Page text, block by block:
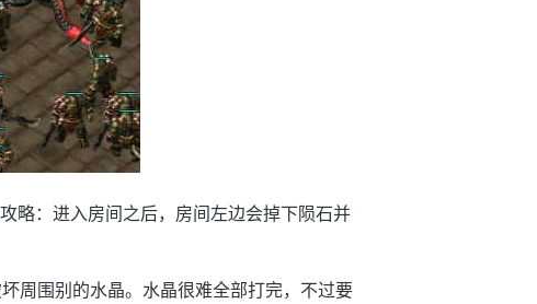
略：进入房间之后，房间左边会掉下陨石并
周围别的水晶。水晶很难全部打完，不过要